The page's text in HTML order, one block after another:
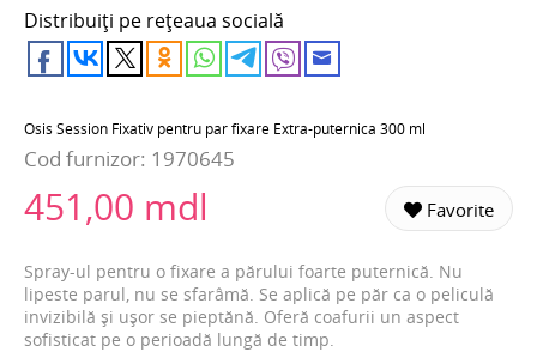
Distribuiți pe rețeaua socială
Osis Session Fixativ pentru par fixare Extra-puternica 300 ml
Cod furnizor: 1970645
451,00 mdl Favorite
Spray-ul pentru o fixare a părului foarte puternică. Nu
lipeste parul, nu se sfarâmă. Se aplică pe păr ca o peliculă
invizibilă și ușor se pieptănă. Oferă coafurii un aspect
sofisticat pe o perioadă lungă de timp.